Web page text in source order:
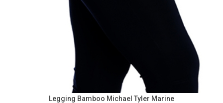
Legging Bamboo Michael Tyler Marine